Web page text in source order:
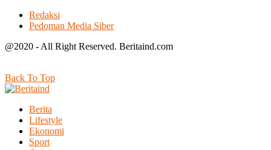
Redaksi
Pedoman Media Siber
@2020 - All Right Reserved. Beritaind.com
Back To Top
Berita
Lifestyle
Ekonomi
Sport